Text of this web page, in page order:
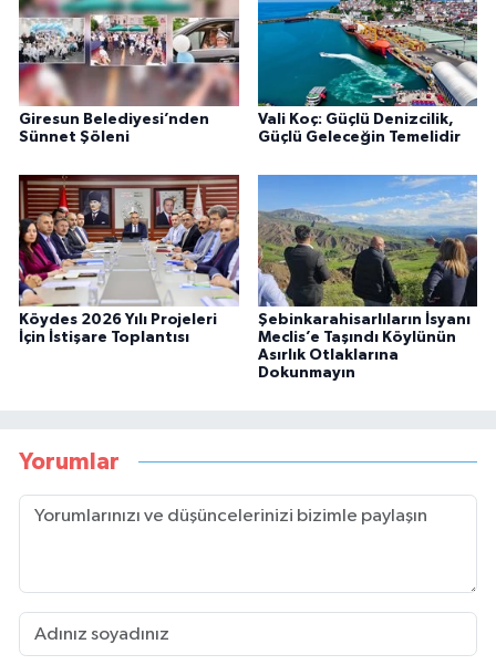
Giresun Belediyesi’nden
Sünnet Şöleni
Vali Koç: Güçlü Denizcilik,
Güçlü Geleceğin Temelidir
Köydes 2026 Yılı Projeleri
İçin İstişare Toplantısı
Şebinkarahisarlıların İsyanı
Meclis’e Taşındı Köylünün
Asırlık Otlaklarına
Dokunmayın
Yorumlar